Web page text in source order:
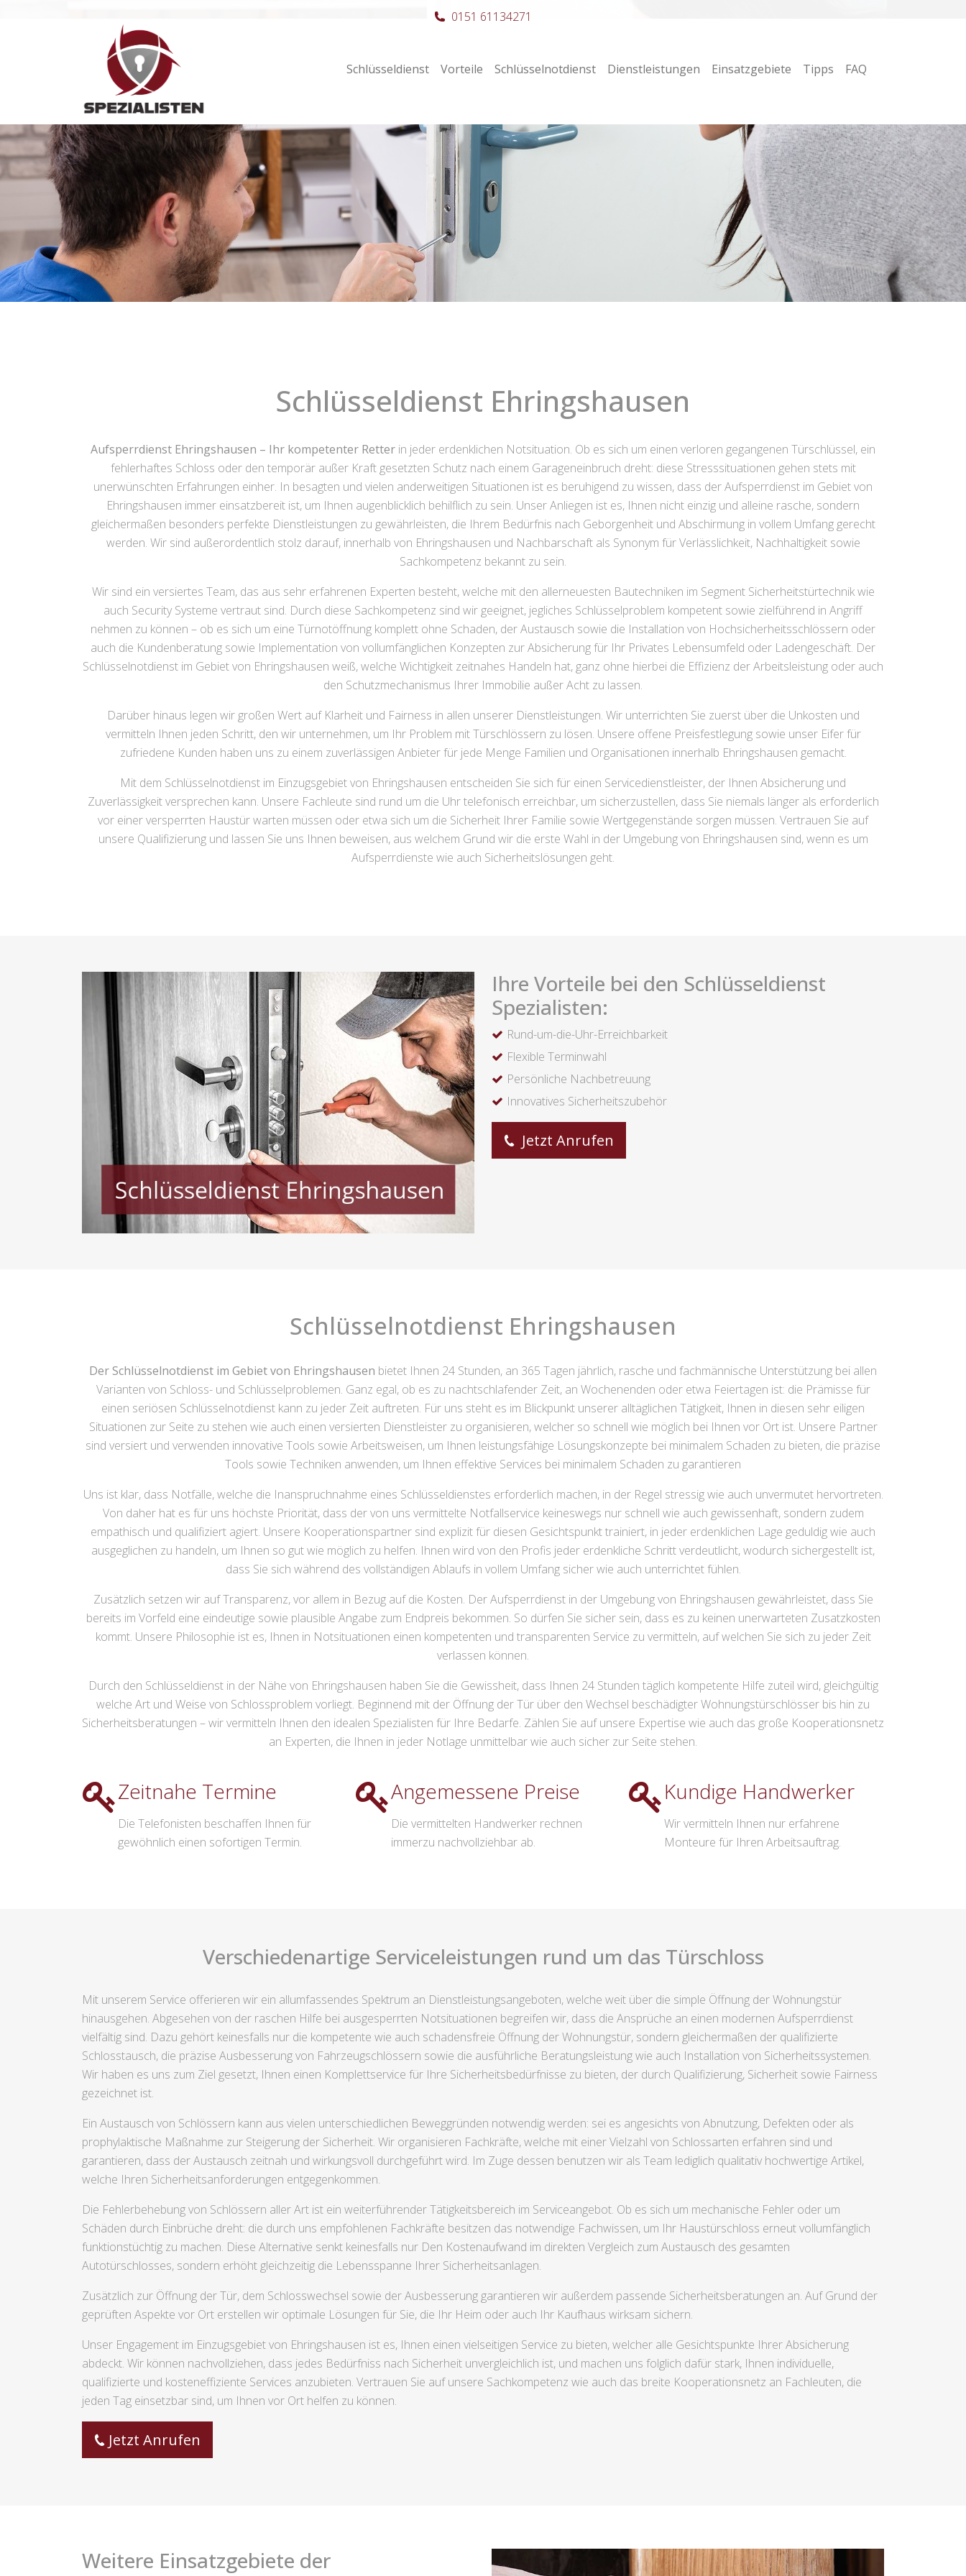
Hauptnavigation Schlüsseldienst Vorteile Schlüsselnotdienst Dienstleistungen Einsatzgebiete Tipps FAQ
0151 61134271
Schlüsseldienst Ehringshausen
Aufsperrdienst Ehringshausen – Ihr kompetenter Retter in jeder erdenklichen Notsituation. Ob es sich um einen verloren gegangenen Türschlüssel, ein
fehlerhaftes Schloss oder den temporär außer Kraft gesetzten Schutz nach einem Garageneinbruch dreht: diese Stresssituationen gehen stets mit
unerwünschten Erfahrungen einher. In besagten und vielen anderweitigen Situationen ist es beruhigend zu wissen, dass der Aufsperrdienst im Gebiet von
Ehringshausen immer einsatzbereit ist, um Ihnen augenblicklich behilflich zu sein. Unser Anliegen ist es, Ihnen nicht einzig und alleine rasche, sondern
gleichermaßen besonders perfekte Dienstleistungen zu gewährleisten, die Ihrem Bedürfnis nach Geborgenheit und Abschirmung in vollem Umfang gerecht
werden. Wir sind außerordentlich stolz darauf, innerhalb von Ehringshausen und Nachbarschaft als Synonym für Verlässlichkeit, Nachhaltigkeit sowie
Sachkompetenz bekannt zu sein.
Wir sind ein versiertes Team, das aus sehr erfahrenen Experten besteht, welche mit den allerneuesten Bautechniken im Segment Sicherheitstürtechnik wie
auch Security Systeme vertraut sind. Durch diese Sachkompetenz sind wir geeignet, jegliches Schlüsselproblem kompetent sowie zielführend in Angriff
nehmen zu können – ob es sich um eine Türnotöffnung komplett ohne Schaden, der Austausch sowie die Installation von Hochsicherheitsschlössern oder
auch die Kundenberatung sowie Implementation von vollumfänglichen Konzepten zur Absicherung für Ihr Privates Lebensumfeld oder Ladengeschäft. Der
Schlüsselnotdienst im Gebiet von Ehringshausen weiß, welche Wichtigkeit zeitnahes Handeln hat, ganz ohne hierbei die Effizienz der Arbeitsleistung oder auch
den Schutzmechanismus Ihrer Immobilie außer Acht zu lassen.
Darüber hinaus legen wir großen Wert auf Klarheit und Fairness in allen unserer Dienstleistungen. Wir unterrichten Sie zuerst über die Unkosten und
vermitteln Ihnen jeden Schritt, den wir unternehmen, um Ihr Problem mit Türschlössern zu lösen. Unsere offene Preisfestlegung sowie unser Eifer für
zufriedene Kunden haben uns zu einem zuverlässigen Anbieter für jede Menge Familien und Organisationen innerhalb Ehringshausen gemacht.
Mit dem Schlüsselnotdienst im Einzugsgebiet von Ehringshausen entscheiden Sie sich für einen Servicedienstleister, der Ihnen Absicherung und
Zuverlässigkeit versprechen kann. Unsere Fachleute sind rund um die Uhr telefonisch erreichbar, um sicherzustellen, dass Sie niemals länger als erforderlich
vor einer versperrten Haustür warten müssen oder etwa sich um die Sicherheit Ihrer Familie sowie Wertgegenstände sorgen müssen. Vertrauen Sie auf
unsere Qualifizierung und lassen Sie uns Ihnen beweisen, aus welchem Grund wir die erste Wahl in der Umgebung von Ehringshausen sind, wenn es um
Aufsperrdienste wie auch Sicherheitslösungen geht.
Ihre Vorteile bei den Schlüsseldienst
Spezialisten:
Rund-um-die-Uhr-Erreichbarkeit
Flexible Terminwahl
Persönliche Nachbetreuung
Innovatives Sicherheitszubehör
Jetzt Anrufen
Schlüsselnotdienst Ehringshausen
Der Schlüsselnotdienst im Gebiet von Ehringshausen bietet Ihnen 24 Stunden, an 365 Tagen jährlich, rasche und fachmännische Unterstützung bei allen
Varianten von Schloss- und Schlüsselproblemen. Ganz egal, ob es zu nachtschlafender Zeit, an Wochenenden oder etwa Feiertagen ist: die Prämisse für
einen seriösen Schlüsselnotdienst kann zu jeder Zeit auftreten. Für uns steht es im Blickpunkt unserer alltäglichen Tätigkeit, Ihnen in diesen sehr eiligen
Situationen zur Seite zu stehen wie auch einen versierten Dienstleister zu organisieren, welcher so schnell wie möglich bei Ihnen vor Ort ist. Unsere Partner
sind versiert und verwenden innovative Tools sowie Arbeitsweisen, um Ihnen leistungsfähige Lösungskonzepte bei minimalem Schaden zu bieten, die präzise
Tools sowie Techniken anwenden, um Ihnen effektive Services bei minimalem Schaden zu garantieren
Uns ist klar, dass Notfälle, welche die Inanspruchnahme eines Schlüsseldienstes erforderlich machen, in der Regel stressig wie auch unvermutet hervortreten.
Von daher hat es für uns höchste Priorität, dass der von uns vermittelte Notfallservice keineswegs nur schnell wie auch gewissenhaft, sondern zudem
empathisch und qualifiziert agiert. Unsere Kooperationspartner sind explizit für diesen Gesichtspunkt trainiert, in jeder erdenklichen Lage geduldig wie auch
ausgeglichen zu handeln, um Ihnen so gut wie möglich zu helfen. Ihnen wird von den Profis jeder erdenkliche Schritt verdeutlicht, wodurch sichergestellt ist,
dass Sie sich während des vollständigen Ablaufs in vollem Umfang sicher wie auch unterrichtet fühlen.
Zusätzlich setzen wir auf Transparenz, vor allem in Bezug auf die Kosten. Der Aufsperrdienst in der Umgebung von Ehringshausen gewährleistet, dass Sie
bereits im Vorfeld eine eindeutige sowie plausible Angabe zum Endpreis bekommen. So dürfen Sie sicher sein, dass es zu keinen unerwarteten Zusatzkosten
kommt. Unsere Philosophie ist es, Ihnen in Notsituationen einen kompetenten und transparenten Service zu vermitteln, auf welchen Sie sich zu jeder Zeit
verlassen können.
Durch den Schlüsseldienst in der Nähe von Ehringshausen haben Sie die Gewissheit, dass Ihnen 24 Stunden täglich kompetente Hilfe zuteil wird, gleichgültig
welche Art und Weise von Schlossproblem vorliegt. Beginnend mit der Öffnung der Tür über den Wechsel beschädigter Wohnungstürschlösser bis hin zu
Sicherheitsberatungen – wir vermitteln Ihnen den idealen Spezialisten für Ihre Bedarfe. Zählen Sie auf unsere Expertise wie auch das große Kooperationsnetz
an Experten, die Ihnen in jeder Notlage unmittelbar wie auch sicher zur Seite stehen.
Zeitnahe Termine
Die Telefonisten beschaffen Ihnen für
gewöhnlich einen sofortigen Termin.
Angemessene Preise
Die vermittelten Handwerker rechnen
immerzu nachvollziehbar ab.
Kundige Handwerker
Wir vermitteln Ihnen nur erfahrene
Monteure für Ihren Arbeitsauftrag.
Verschiedenartige Serviceleistungen rund um das Türschloss
Mit unserem Service offerieren wir ein allumfassendes Spektrum an Dienstleistungsangeboten, welche weit über die simple Öffnung der Wohnungstür
hinausgehen. Abgesehen von der raschen Hilfe bei ausgesperrten Notsituationen begreifen wir, dass die Ansprüche an einen modernen Aufsperrdienst
vielfältig sind. Dazu gehört keinesfalls nur die kompetente wie auch schadensfreie Öffnung der Wohnungstür, sondern gleichermaßen der qualifizierte
Schlosstausch, die präzise Ausbesserung von Fahrzeugschlössern sowie die ausführliche Beratungsleistung wie auch Installation von Sicherheitssystemen.
Wir haben es uns zum Ziel gesetzt, Ihnen einen Komplettservice für Ihre Sicherheitsbedürfnisse zu bieten, der durch Qualifizierung, Sicherheit sowie Fairness
gezeichnet ist.
Ein Austausch von Schlössern kann aus vielen unterschiedlichen Beweggründen notwendig werden: sei es angesichts von Abnutzung, Defekten oder als
prophylaktische Maßnahme zur Steigerung der Sicherheit. Wir organisieren Fachkräfte, welche mit einer Vielzahl von Schlossarten erfahren sind und
garantieren, dass der Austausch zeitnah und wirkungsvoll durchgeführt wird. Im Zuge dessen benutzen wir als Team lediglich qualitativ hochwertige Artikel,
welche Ihren Sicherheitsanforderungen entgegenkommen.
Die Fehlerbehebung von Schlössern aller Art ist ein weiterführender Tätigkeitsbereich im Serviceangebot. Ob es sich um mechanische Fehler oder um
Schäden durch Einbrüche dreht: die durch uns empfohlenen Fachkräfte besitzen das notwendige Fachwissen, um Ihr Haustürschloss erneut vollumfänglich
funktionstüchtig zu machen. Diese Alternative senkt keinesfalls nur Den Kostenaufwand im direkten Vergleich zum Austausch des gesamten
Autotürschlosses, sondern erhöht gleichzeitig die Lebensspanne Ihrer Sicherheitsanlagen.
Zusätzlich zur Öffnung der Tür, dem Schlosswechsel sowie der Ausbesserung garantieren wir außerdem passende Sicherheitsberatungen an. Auf Grund der
geprüften Aspekte vor Ort erstellen wir optimale Lösungen für Sie, die Ihr Heim oder auch Ihr Kaufhaus wirksam sichern.
Unser Engagement im Einzugsgebiet von Ehringshausen ist es, Ihnen einen vielseitigen Service zu bieten, welcher alle Gesichtspunkte Ihrer Absicherung
abdeckt. Wir können nachvollziehen, dass jedes Bedürfniss nach Sicherheit unvergleichlich ist, und machen uns folglich dafür stark, Ihnen individuelle,
qualifizierte und kosteneffiziente Services anzubieten. Vertrauen Sie auf unsere Sachkompetenz wie auch das breite Kooperationsnetz an Fachleuten, die
jeden Tag einsetzbar sind, um Ihnen vor Ort helfen zu können.
Jetzt Anrufen
Weitere Einsatzgebiete der